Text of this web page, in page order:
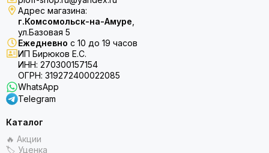
Адрес магазина:
г.Комсомольск-на-Амуре
ул.Базовая 5
Ежедневно с 10 до 19 часов
ИП Бирюков Е.С.
ИНН: 270300157154
ОГРН: 319272400022085
WhatsApp
Telegram
Каталог
🔥 Акции
🏷 Уценка